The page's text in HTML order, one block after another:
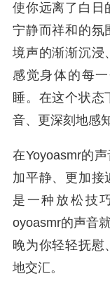
使你远离了白日
宁静而祥和的氛
境声的渐渐沉浸
感觉身体的每
睡。在这个状态
音、更深刻地感
在Yoyoasmr的
加平静、更加接
是一种放松技
oyoasmr的声音
晚为你轻轻抚慰
地交汇。